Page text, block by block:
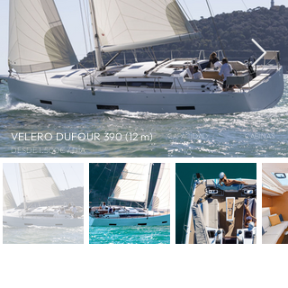
VELERO DUFOUR 390 (12 m) CAPACIDAD CABINAS
DESDE 1.500€ / DÍA 10 3